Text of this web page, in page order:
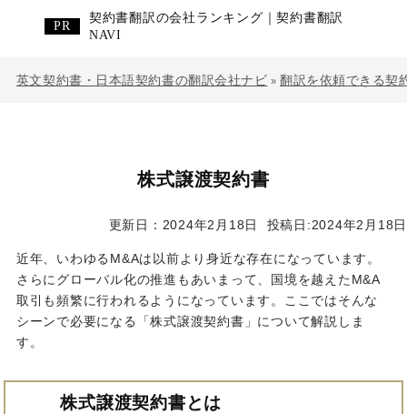
契約書翻訳の会社ランキング｜契約書翻訳
NAVI
英文契約書・日本語契約書の翻訳会社ナビ »翻訳を依頼できる契
株式譲渡契約書
更新日：2024年2月18日 投稿日:2024年2月18日
近年、いわゆるM&Aは以前より身近な存在になっています。
さらにグローバル化の推進もあいまって、国境を越えたM&A
取引も頻繁に行われるようになっています。ここではそんな
シーンで必要になる「株式譲渡契約書」について解説しま
す。
株式譲渡契約書とは